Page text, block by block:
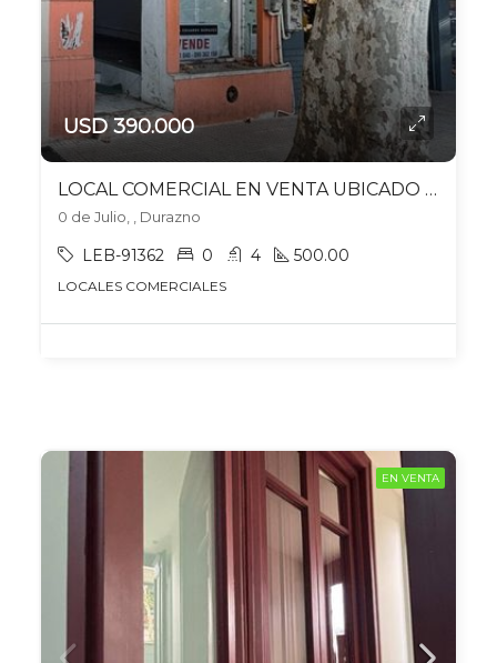
USD 390.000
LOCAL COMERCIAL EN VENTA UBICADO EN DURAZNO
0 de Julio, , Durazno
LEB-91362 0 4 500.00
LOCALES COMERCIALES
EN VENTA